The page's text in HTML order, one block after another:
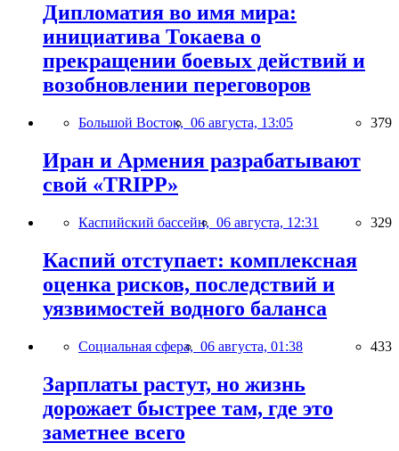
Дипломатия во имя мира:
инициатива Токаева о
прекращении боевых действий и
возобновлении переговоров
Большой Восток, 06 августа, 13:05 379
Иран и Армения разрабатывают
свой «TRIPP»
Каспийский бассейн, 06 августа, 12:31 329
Каспий отступает: комплексная
оценка рисков, последствий и
уязвимостей водного баланса
Социальная сфера, 06 августа, 01:38 433
Зарплаты растут, но жизнь
дорожает быстрее там, где это
заметнее всего